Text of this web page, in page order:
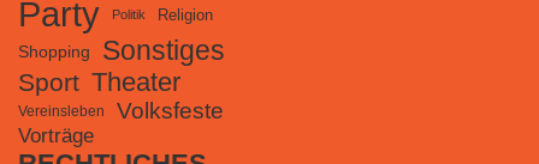
Party Politik Religion
Shopping Sonstiges
Sport Theater
Vereinsleben Volksfeste
Vorträge